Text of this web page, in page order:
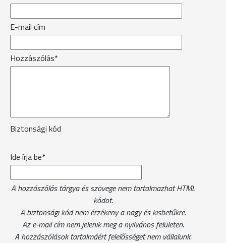
E-mail cím
Hozzászólás*
Biztonsági kód
Ide írja be*
A hozzászólás tárgya és szövege nem tartalmazhat HTML
kódot.
A biztonsági kód nem érzékeny a nagy és kisbetűkre.
Az e-mail cím nem jelenik meg a nyilvános felületen.
A hozzászólások tartalmáért felelősséget nem vállalunk.